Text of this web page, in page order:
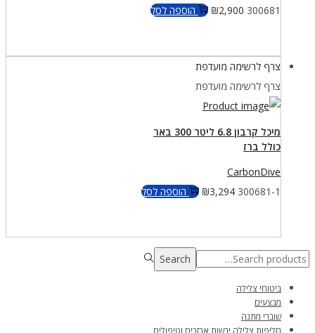
300681
₪2,900 הוספה לסל
צרף לרשימה מועדפת
צרף לרשימה מועדפת
מיכל קרבון 6.8 ליטר 300 באר
כולל ברז
CarbonDive
300681-1
₪3,294 הוספה לסל
Search
Search
ביטוחי צלילה
מבצעים
שוברי מתנה
חליפות צלילה יבשות אבזרים וטיפולים